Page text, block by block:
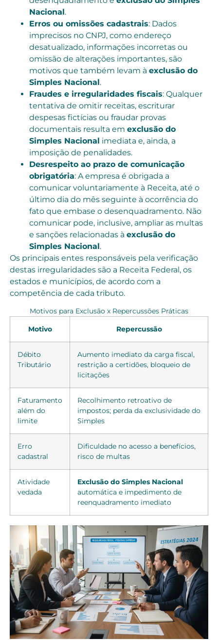
Nacional.
Erros ou omissões cadastrais: Dados
imprecisos no CNPJ, como endereço
desatualizado, informações incorretas ou
omissão de alterações importantes, são
motivos que também levam à exclusão do
Simples Nacional.
Fraudes e irregularidades fiscais: Qualquer
tentativa de omitir receitas, escriturar
despesas fictícias ou fraudar provas
documentais resulta em exclusão do
Simples Nacional imediata e, ainda, a
imposição de penalidades.
Desrespeito ao prazo de comunicação
obrigatória: A empresa é obrigada a
comunicar voluntariamente à Receita, até o
último dia do mês seguinte à ocorrência do
fato que embase o desenquadramento. Não
comunicar pode, inclusive, ampliar as multas
e sanções relacionadas à exclusão do
Simples Nacional.
Os principais entes responsáveis pela verificação
destas irregularidades são a Receita Federal, os
estados e municípios, de acordo com a
competência de cada tributo.
Motivos para Exclusão x Repercussões Práticas
Motivo Repercussão
Débito
Tributário
Aumento imediato da carga fiscal,
restrição a certidões, bloqueio de
licitações
Faturamento
além do
limite
Recolhimento retroativo de
impostos; perda da exclusividade do
Simples
Erro
cadastral
Dificuldade no acesso a benefícios,
risco de multas
Atividade
vedada
Exclusão do Simples Nacional
automática e impedimento de
reenquadramento imediato